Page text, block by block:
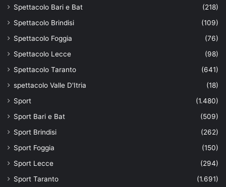
Spettacolo Bari e Bat
(218)
Spettacolo Brindisi
(109)
Spettacolo Foggia
(76)
Spettacolo Lecce
(98)
Spettacolo Taranto
(641)
spettacolo Valle D'Itria
(18)
Sport
(1.480)
Sport Bari e Bat
(509)
Sport Brindisi
(262)
Sport Foggia
(150)
Sport Lecce
(294)
Sport Taranto
(1.691)